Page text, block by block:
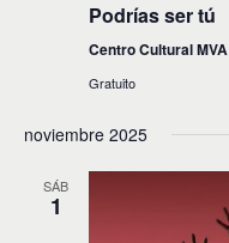
Podrías ser tú
Centro Cultural MVA
Gratuito
noviembre 2025
SÁB
1